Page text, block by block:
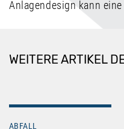
Anlagendesign kann
WEITERE ARTIKEL
ABFALL